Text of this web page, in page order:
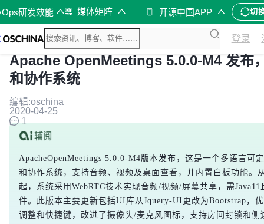
研发效能 媒体矩阵 开源中国APP 切
登录
Apache OpenMeetings 5.0.0-M4 发布
和协作系统
编辑:oschina
2020-04-25
1
ApacheOpenMeetings 5.0.0-M4版本发布，这是一个多语言可
和协作系统，支持音频、视频及桌面查看，并内置白板功能。
起，系统采用WebRTC技术实现音频/视频/屏幕共享，需Java11
件。此版本主要更新包括UI库从Jquery-UI更改为Bootstrap，
调整和快捷键，改进了摄像头/麦克风图标，支持房间封锁和侧